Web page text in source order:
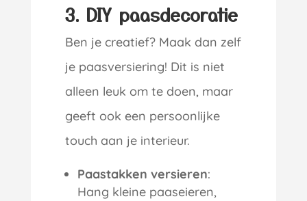
3. DIY paasdecoratie
Ben je creatief? Maak dan zelf
je paasversiering! Dit is niet
alleen leuk om te doen, maar
geeft ook een persoonlijke
touch aan je interieur.
Paastakken versieren:
Hang kleine paaseieren,